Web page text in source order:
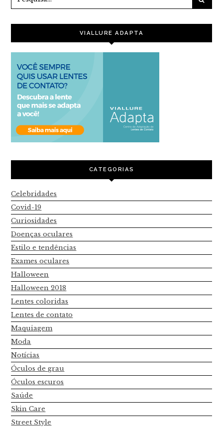
VIALLURE ADAPTA
CATEGORIAS
Celebridades
Covid-19
Curiosidades
Doenças oculares
Estilo e tendências
Exames oculares
Halloween
Halloween 2018
Lentes coloridas
Lentes de contato
Maquiagem
Moda
Notícias
Óculos de grau
Óculos escuros
Saúde
Skin Care
Street Style